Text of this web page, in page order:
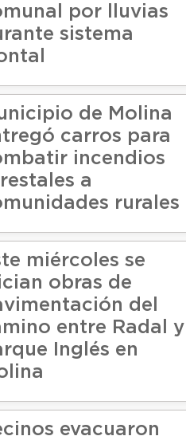
por lluvias
sistema
de Molina
carros para
incendios
a
rurales
miércoles se
obras de
del
entre Radal y
Inglés en
evacuaron